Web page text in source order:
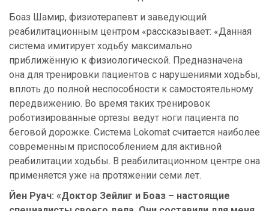
Боаз Шамир, физиотерапевт и заведующий
реабилитационным центром «рассказывает: «Данная
система имитирует ходьбу максимально
приближённую к физиологической. Предназначена
она для тренировки пациентов с нарушениями ходьбы,
вплоть до полной неспособности к самостоятельному
передвижению. Во время таких тренировок
роботизированные ортезы ведут ноги пациента по
беговой дорожке. Система Lokomat считается наиболее
современным приспособлением для активной
реабилитации ходьбы. В реабилитационном центре она
применяется уже на протяжении семи лет.
Йен Руач: «Доктор Зейлиг и Боаз – настоящие